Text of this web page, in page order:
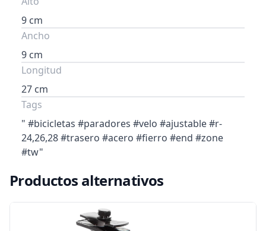
9 cm
Ancho
9 cm
Longitud
27 cm
Tags
" #bicicletas #paradores #velo #ajustable #r-
24,26,28 #trasero #acero #fierro #end #zone
#tw"
Productos alternativos